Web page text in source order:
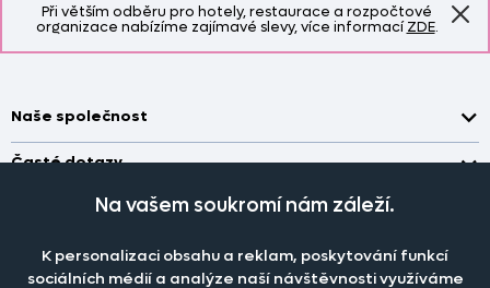
Při větším odběru pro hotely, restaurace a rozpočtové
organizace nabízíme zajímavé slevy, více informacíZDE.
Naše společnost
Doprava a platba
Obchodní podmínky
Časté dotazy
Jak změřit okno pro nákup záclon?
Jak prát záclony a závěsy?
PRODEJNÍ ODDĚLENÍ - TELEFONICKY
Na vašem soukromí nám záleží.
K personalizaci obsahu a reklam, poskytování funkcí
sociálních médií a analýze naší návštěvnosti využíváme